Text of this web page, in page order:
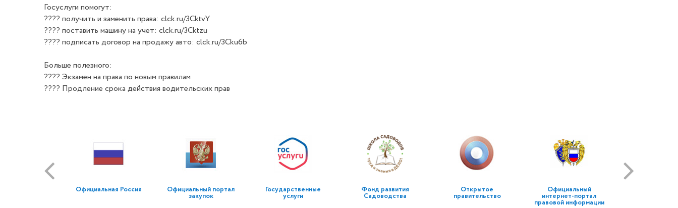
Госуслуги помогут:
???? получить и заменить права: clck.ru/3CktvY
???? поставить машину на учет: clck.ru/3Cktzu
???? подписать договор на продажу авто: clck.ru/3Cku6b
Больше полезного:
???? Экзамен на права по новым правилам
???? Продление срока действия водительских прав
Официальная Россия Официальный портал
закупок
Государственные
услуги
Фонд развития
Садоводства
Открытое
правительство
Официальный
интернет-портал
правовой информации